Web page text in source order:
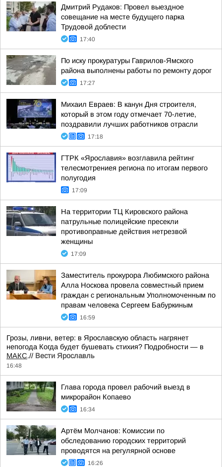
Дмитрий Рудаков: Провел выездное
совещание на месте будущего парка
Трудовой доблести
17:40
По иску прокуратуры Гаврилов-Ямского
района выполнены работы по ремонту дорог
17:27
Михаил Евраев: В канун Дня строителя,
который в этом году отмечает 70-летие,
поздравили лучших работников отрасли
17:18
ГТРК «Ярославия» возглавила рейтинг
телесмотрениея региона по итогам первого
полугодия
17:09
На территории ТЦ Кировского района
патрульные полицейские пресекли
противоправные действия нетрезвой
женщины
17:09
Заместитель прокурора Любимского района
Алла Носкова провела совместный прием
граждан с региональным Уполномоченным по
правам человека Сергеем Бабуркиным
16:59
Грозы, ливни, ветер: в Ярославскую область нагрянет
непогода Когда будет бушевать стихия? Подробности — в
МАКС.// Вести Ярославль
16:48
Глава города провел рабочий выезд в
микрорайон Копаево
16:34
Артём Молчанов: Комиссии по
обследованию городских территорий
проводятся на регулярной основе
16:26